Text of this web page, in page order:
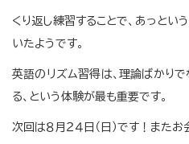
くり返し練習することで、あっとい
いたようです。
英語のリズム習得は、理論ばかり
る、という体験が最も重要です。
次回は８月２４日（日）です！またお